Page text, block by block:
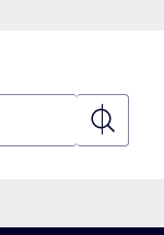
Hae